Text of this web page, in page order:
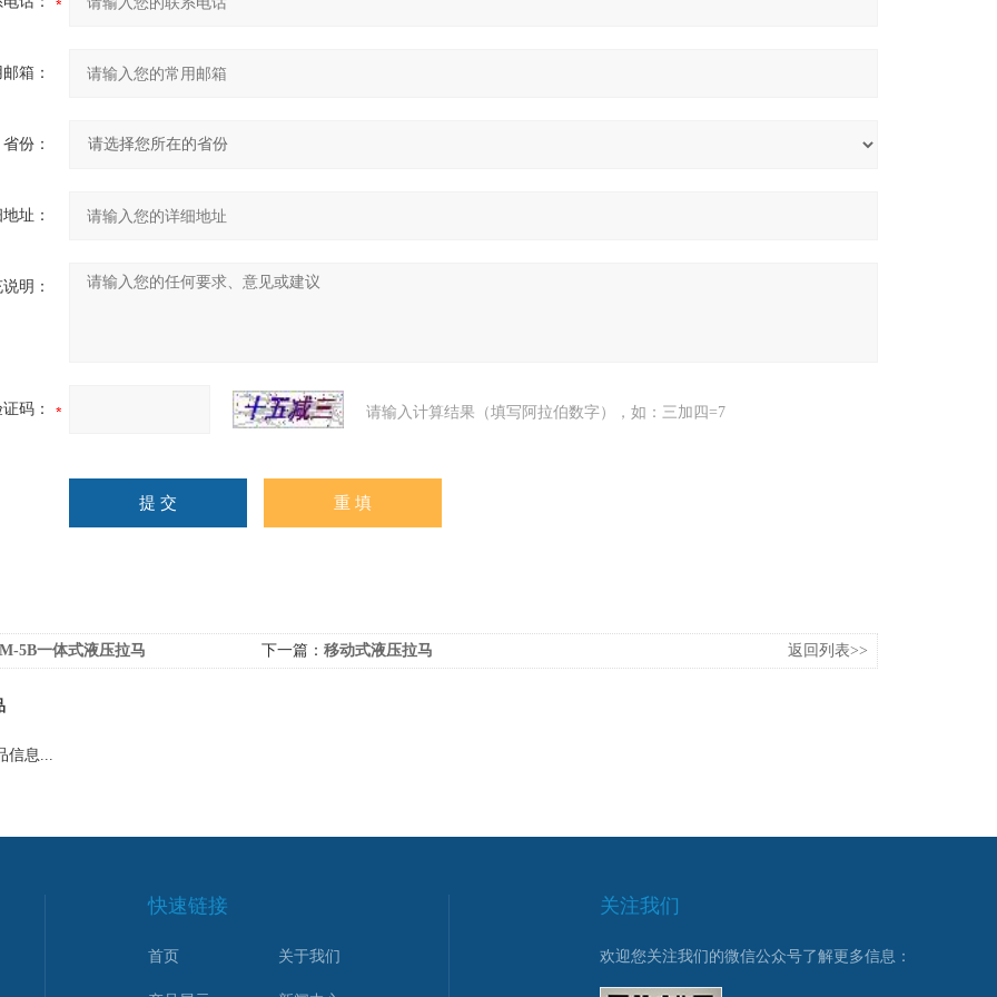
箱：
省份：
址：
明：
码： 请输入计算结果（填写阿拉伯数字），如：三加四=7
5B一体式液压拉马 下一篇： 移动式液压拉马 返回列表>>
信息...
快速链接
首页 关于我们
关注我们
欢迎您关注我们的微信公众号了解更多信息：